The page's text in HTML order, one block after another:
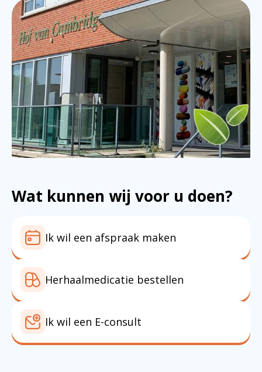
Wat kunnen wij voor u doen?
Ik wil een afspraak maken
Herhaalmedicatie bestellen
Ik wil een E-consult